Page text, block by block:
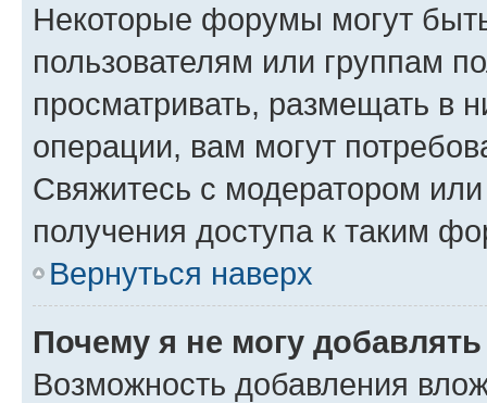
Некоторые форумы могут
пользователям или группам
просматривать, размещать в
операции, вам могут
Свяжитесь с модератором
получения доступа к таким
Вернуться наверх
Почему я не могу
Возможность добавления